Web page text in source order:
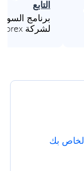
التابع
برنامج
لشركة InstaForex
الخاص بك